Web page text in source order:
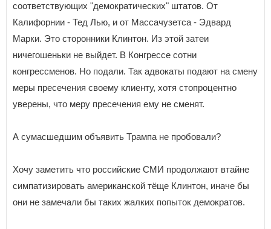
соответствующих "демократических" штатов. От
Калифорнии - Тед Лью, и от Массачузетса - Эдвард
Марки. Это сторонники Клинтон. Из этой затеи
ничегошеньки не выйдет. В Конгрессе сотни
конгрессменов. Но подали. Так адвокаты подают на смену
меры пресечения своему клиенту, хотя стопроцентно
уверены, что меру пресечения ему не сменят.
А сумасшедшим объявить Трампа не пробовали?
Хочу заметить что российские СМИ продолжают втайне
симпатизировать американской тёще Клинтон, иначе бы
они не замечали бы таких жалких попыток демократов.